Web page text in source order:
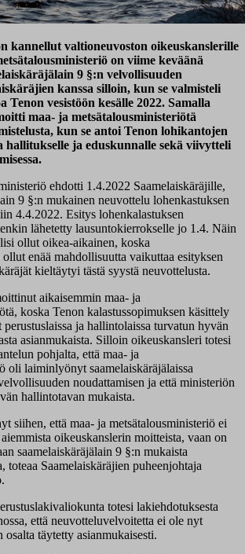
kannellut valtioneuvoston oikeuskanslerille
on viime keväänä
9 §:n velvollisuuden
kanssa silloin, kun se valmisteli
Tenon vesistöön kesälle 2022. Samalla
maa- ja metsätalousministeriötä
kun se antoi Tenon lohikantojen
hallitukselle ja eduskunnalle sekä viivytteli
.
ehdotti 1.4.2022 Saamelaiskäräjille,
9 §:n mukainen neuvottelu lohenkastuksen
4.4.2022. Esitys lohenkalastuksen
lähetetty lausuntokierrokselle jo 1.4. Näin
ollut oikea-aikainen, koska
enää mahdollisuutta vaikuttaa esityksen
kieltäytyi tästä syystä neuvottelusta.
aikaisemmin maa- ja
koska Tenon kalastussopimuksen käsittely
ja hallintolaissa turvatun hyvän
asianmukaista. Silloin oikeuskansleri totesi
pohjalta, että maa- ja
oli laiminlyönyt saamelaiskäräjälaissa
noudattamisen ja että ministeriön
hallintotavan mukaista.
siihen, että maa- ja metsätalousministeriö ei
oikeuskanslerin moitteista, vaan on
saamelaiskäräjälain 9 §:n mukaista
toteaa Saamelaiskäräjien puheenjohtaja
totesi lakiehdotuksesta
että neuvotteluvelvoitetta ei ole nyt
täytetty asianmukaisesti.